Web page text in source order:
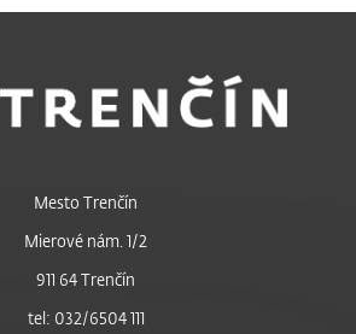
Mesto Trenčín
Mierové nám. 1/2
911 64 Trenčín
tel: 032/6504 111